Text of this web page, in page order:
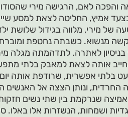
והפכה לאם, הרגישה מירי
בצעד אמיץ, החליטה לצאת למסע
מירי, מלווה בגידול שלושת
מנשוא. כשבתה נחטפת
לאתרה. לתדהמתה מגלה
אותה לצאת למאבק בלתי
בלתי אפשרית, שרודפת אותה יום
ונותן הצצה אל האנשים
שנרקמת בין שתי נשים